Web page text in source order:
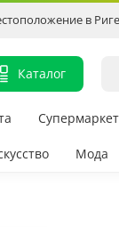
в Риге
Каталог
Супермаркет
Мода